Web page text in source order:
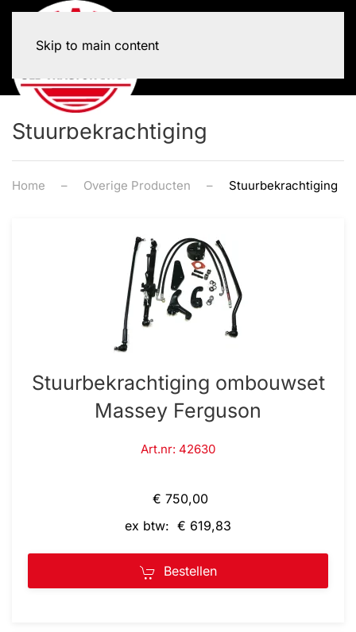
Skip to main content
Stuurbekrachtiging
Home Overige Producten Stuurbekrachtiging
Stuurbekrachtiging ombouwset
Massey Ferguson
Art.nr: 42630
€ 750,00
ex btw: € 619,83
Bestellen